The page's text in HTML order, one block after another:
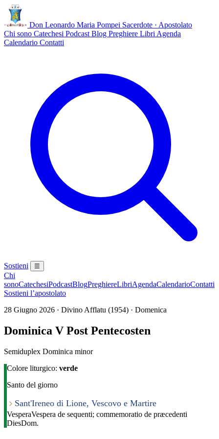
Don Leonardo Maria Pompei Sacerdote · Apostolato
Chi sono Catechesi Podcast Blog Preghiere Libri Agenda
Calendario Contatti
Sostieni ☰
Chi
sonoCatechesiPodcastBlogPreghiereLibriAgendaCalendarioContatti
Sostieni l’apostolato
28 Giugno 2026 · Divino Afflatu (1954) · Domenica
Dominica V Post Pentecosten
Semiduplex Dominica minor
Colore liturgico: verde
Santo del giorno
Sant'Ireneo di Lione, Vescovo e Martire
VesperaVespera de sequenti; commemoratio de præcedenti
DiesDom.